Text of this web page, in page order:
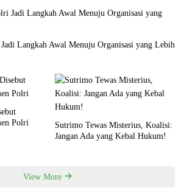
Langkah Awal Menuju Organisasi yang Lebih
Polri
Sutrimo Tewas Misterius, Koalisi:
Jangan Ada yang Kebal Hukum!
View More